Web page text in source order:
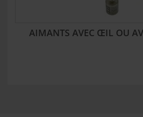
AIMANTS AVEC ŒIL OU